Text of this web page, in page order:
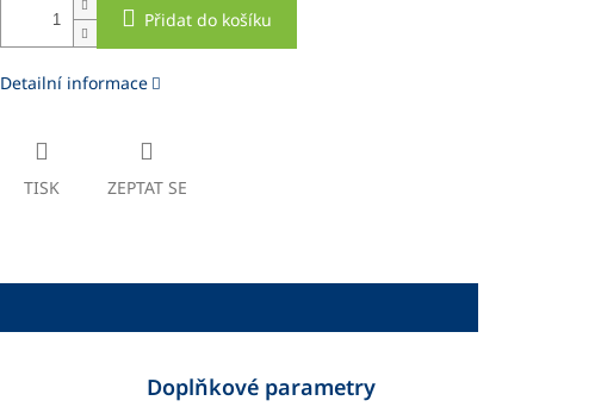
Přidat do košíku
Detailní informace
TISK ZEPTAT SE
Doplňkové parametry